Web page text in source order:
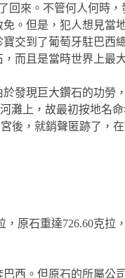
回來。不管何人何時
。但是，犯人想見當
交到了葡萄牙駐巴
而且是當時世界上最
發現巨大鑽石的功
灘上，故最初按地名
後，就銷聲匿跡了，
原石重達726.60克拉
西。但原石的所屬公